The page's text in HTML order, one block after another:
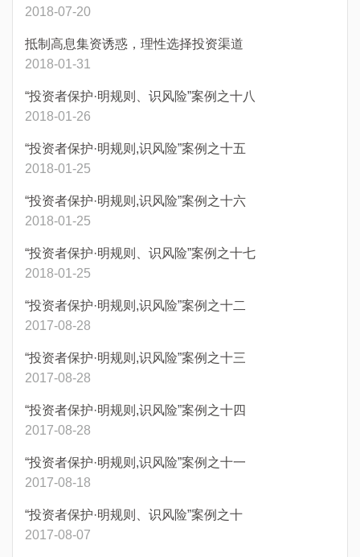
2018-07-20
抵制高息集资诱惑，理性选择投资渠道
2018-01-31
“投资者保护·明规则、识风险”案例之十八
2018-01-26
“投资者保护·明规则,识风险”案例之十五
2018-01-25
“投资者保护·明规则,识风险”案例之十六
2018-01-25
“投资者保护·明规则、识风险”案例之十七
2018-01-25
“投资者保护·明规则,识风险”案例之十二
2017-08-28
“投资者保护·明规则,识风险”案例之十三
2017-08-28
“投资者保护·明规则,识风险”案例之十四
2017-08-28
“投资者保护·明规则,识风险”案例之十一
2017-08-18
“投资者保护·明规则、识风险”案例之十
2017-08-07